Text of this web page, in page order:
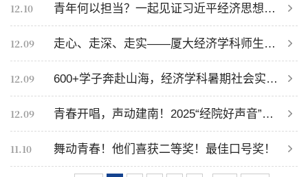
12.10 青年何以担当？一起见证习近平经济思想学生研习班学员的青春蜕变
12.09 走心、走深、走实——厦大经济学科师生掀起学习贯彻党的二十届四中全会精神热潮
12.09 600+学子奔赴山海，经济学科暑期社会实践获多项荣誉！
12.09 青春开唱，声动建南！2025“经院好声音”现场直击→
11.10 舞动青春！他们喜获二等奖！最佳口号奖！